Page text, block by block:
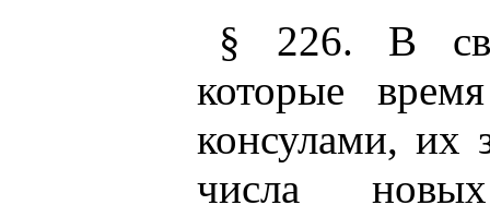
§ 226. В
которые
консулами, их
числа